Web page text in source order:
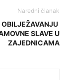
Naredni članak
OBILJEŽAVANJU
SLAVE U
ZAJEDNICAMA